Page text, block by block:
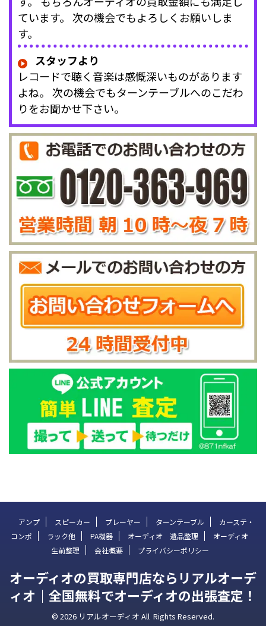
ています。 次の機会でもよろしくお願いしま
す。
スタッフより
レコードで聴く音楽は感慨深いものがあります
よね。 次の機会でもターンテーブルへのこだわ
りをお聞かせ下さい。
アンプ スピーカー プレーヤー ターンテーブル
カーステ・
コンポ
ラック他 PA機器 オーディオ 遺品整理
オーディオ
生前整理
会社概要 プライバシーポリシー
オーディオの買取専門店ならリアルオーデ
ィオ｜全国無料でオーディオの出張査定！
© 2026 リアルオーディオ All Rights Reserved.